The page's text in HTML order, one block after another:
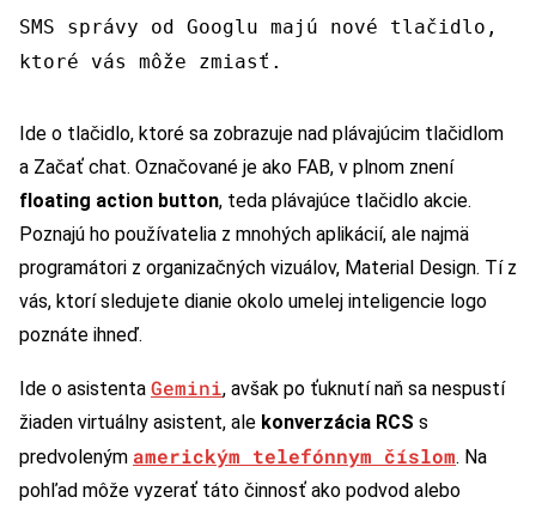
SMS správy od Googlu majú nové tlačidlo,
ktoré vás môže zmiasť.
Ide o tlačidlo, ktoré sa zobrazuje nad plávajúcim tlačidlom
a Začať chat. Označované je ako FAB, v plnom znení
floating action button, teda plávajúce tlačidlo akcie.
Poznajú ho používatelia z mnohých aplikácií, ale najmä
programátori z organizačných vizuálov, Material Design. Tí z
vás, ktorí sledujete dianie okolo umelej inteligencie logo
poznáte ihneď.
Ide o asistenta Gemini, avšak po ťuknutí naň sa nespustí
žiaden virtuálny asistent, ale konverzácia RCS s
predvoleným americkým telefónnym číslom. Na
pohľad môže vyzerať táto činnosť ako podvod alebo